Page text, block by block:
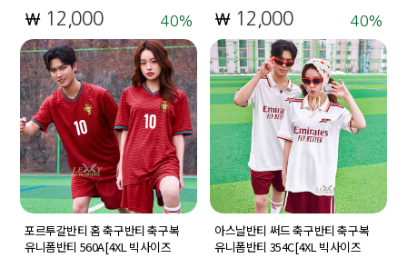
12,000 40 12,000 40
포르투갈반티 홈 축구반티 축구복
유니폼반티 560A[4XL 빅사이즈
아스날반티 써드 축구반티 축구복
유니폼반티 354C[4XL 빅사이즈